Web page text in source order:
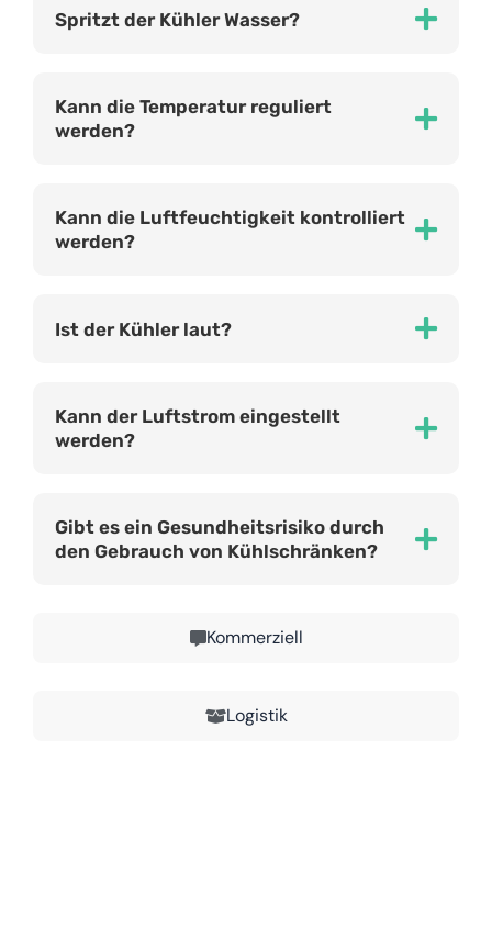
Kommerziell
Logistik
Spritzt der Kühler Wasser?
Kann die Temperatur reguliert
werden?
Kann die Luftfeuchtigkeit kontrolliert
werden?
Ist der Kühler laut?
Kann der Luftstrom eingestellt
werden?
Gibt es ein Gesundheitsrisiko durch
den Gebrauch von Kühlschränken?